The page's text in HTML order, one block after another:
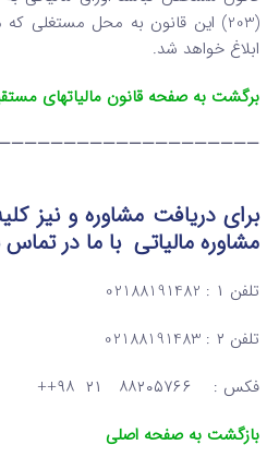
(203) این قانون به محل مستغلی
ابلاغ خواهد شد.
برگشت به صفحه قانون مالیاتهای
برای دریافت مشاوره و نیز
مشاوره مالیاتیبا ما در تماس
تلفن ۱ : 02188191482
تلفن ۲ : 02188191483
فکس : ۸۸۲۰۵۷۶۶ ۲۱ ۹۸++
بازگشت به صفحه اصلی